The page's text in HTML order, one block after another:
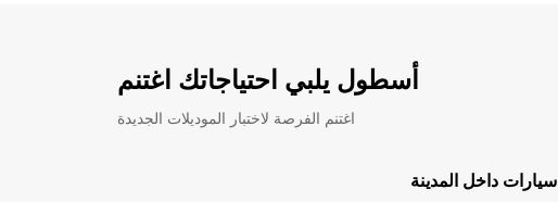
أسطول يلبي احتياجاتك اغتنم
اغتنم الفرصة لاختبار الموديلات الجديدة
سيارات داخل المدينة